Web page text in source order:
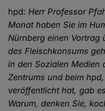
hpd:Herr Professor
Monat haben Sie im
Nürnberg einen Vortrag
des Fleischkonsums
in den Sozialen Medien
Zentrums und beim
veröffentlicht hat, gab
Warum, denken Sie,